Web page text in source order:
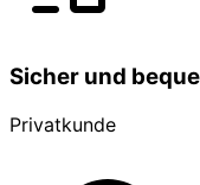
Sicher und
Privatkunde